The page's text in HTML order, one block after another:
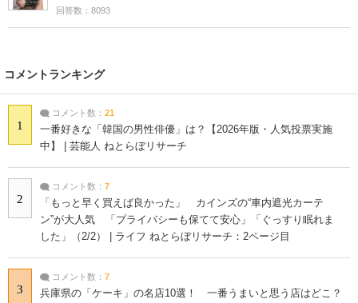
回答数：8093
コメントランキング
1
コメント数： 21
一番好きな「韓国の男性俳優」は？【2026年版・人気投票実施
中】 | 芸能人 ねとらぼリサーチ
2
コメント数： 7
「もっと早く買えば良かった」 カインズの“車内遮光カーテ
ン”が大人気 「プライバシーも保てて安心」「ぐっすり眠れま
した」（2/2） | ライフ ねとらぼリサーチ：2ページ目
3
コメント数： 7
兵庫県の「ケーキ」の名店10選！ 一番うまいと思う店はどこ？